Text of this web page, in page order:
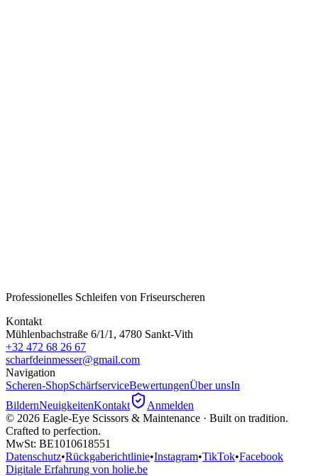
Professionelles Schleifen von Friseurscheren
Kontakt
Mühlenbachstraße 6/1/1, 4780 Sankt-Vith
+32 472 68 26 67
scharfdeinmesser@gmail.com
Navigation
Scheren-ShopSchärfserviceBewertungenÜber unsIn
BildernNeuigkeitenKontakt
Anmelden
© 2026 Eagle-Eye Scissors & Maintenance · Built on tradition.
Crafted to perfection.
MwSt: BE1010618551
Datenschutz•Rückgaberichtlinie•Instagram•TikTok•Facebook
Digitale Erfahrung von holie.be